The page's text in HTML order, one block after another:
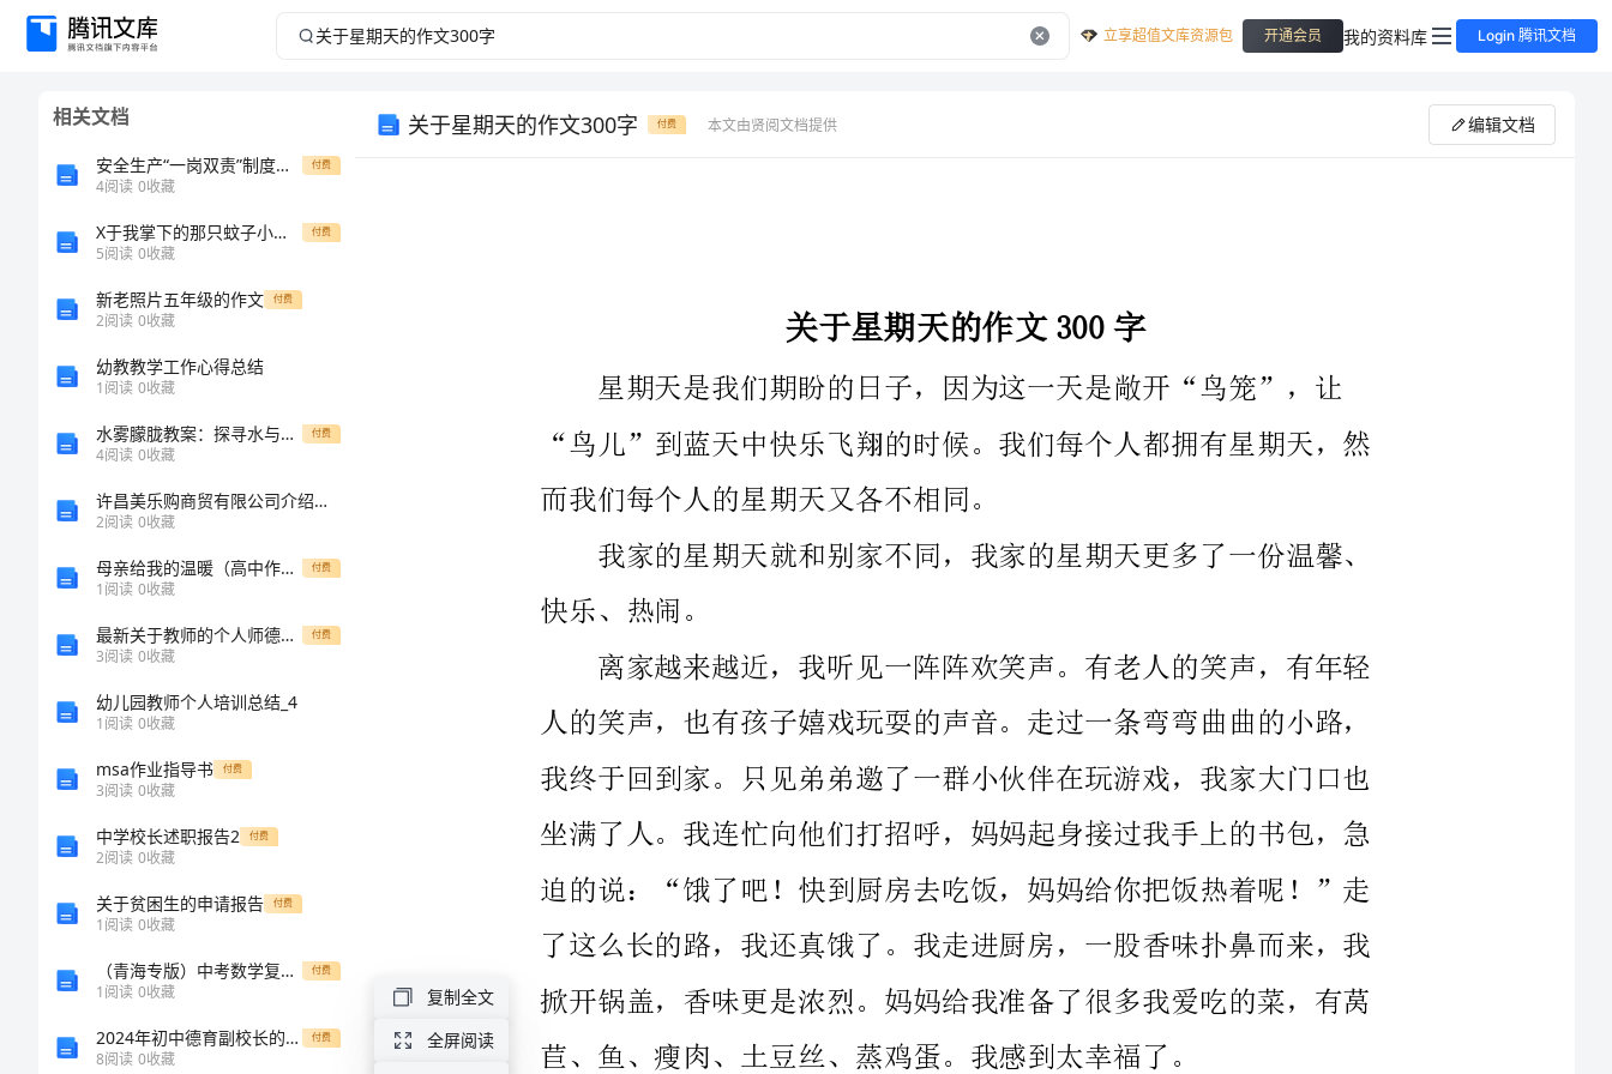
关
300
立享超值文库资源包 开通会员 我的资料库 Login 腾讯文档
相关文档
安全生产“一岗双责”制度实施办法 付费
4阅读 0收藏
X于我掌下的那只蚊子小学四年级作文 付费
5阅读 0收藏
新老照片五年级的作文 付费
2阅读 0收藏
幼教教学工作心得总结
1阅读 0收藏
水雾朦胧教案：探寻水与生命的关系 付费
4阅读 0收藏
许昌美乐购商贸有限公司介绍企业发展分析报告
2阅读 0收藏
母亲给我的温暖（高中作文） 付费
1阅读 0收藏
最新关于教师的个人师德师风心得体会 付费
3阅读 0收藏
幼儿园教师个人培训总结_4
1阅读 0收藏
msa作业指导书 付费
3阅读 0收藏
中学校长述职报告2 付费
2阅读 0收藏
关于贫困生的申请报告 付费
1阅读 0收藏
（青海专版）中考数学复习 第1编 教材知识梳理篇 第2章 方程（组）与不等式（组）第1节 一次方程（组）及其应用（精讲）试题-人教版初中九年级全册数学试题 付费
1阅读 0收藏
2024年初中德育副校长的工作总结 付费
8阅读 0收藏
关于星期天的作文300字 付费 本文由贤阅文档提供 编辑文档
奶奶一直问我在校情况，问我在学校适不适应，伙食怎样……她还
向我打听她孙子小丰的情况，搞笑的张叔叔不停歇的抢时间说话，
再加上他的“铁齿银牙”真搞怪，简直像个老顽童。心灵手巧的陈
“鸟儿”到蓝天中快乐飞翔的时候。我们每个人都拥有星期天，然
而我们每个人的星期天又各不相同。
我家的星期天就和别家不同，我家的星期天更多了一份温馨、
人的笑声，也有孩子嬉戏玩耍的声音。走过一条弯弯曲曲的小路，
了这么长的路，我还真饿了。我走进厨房，一股香味扑鼻而来，我
掀开锅盖，香味更是浓烈。妈妈给我准备了很多我爱吃的菜，有莴
苣、鱼、瘦肉、土豆丝、蒸鸡蛋。我感到太幸福了。
复制全文
全屏阅读